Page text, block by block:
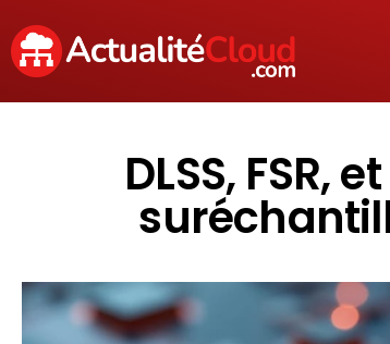
DLSS,